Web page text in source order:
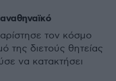
τον κόσμο
της διετούς θητείας
να κατακτήσει